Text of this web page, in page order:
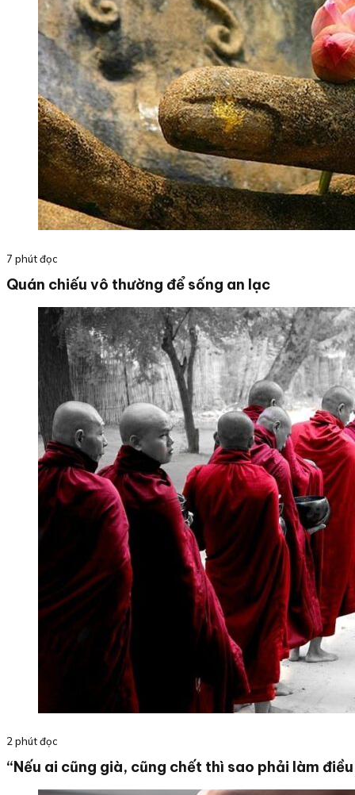
7 phút đọc
Quán chiếu vô thường để sống an lạc
2 phút đọc
“Nếu ai cũng già, cũng chết thì sao phải làm